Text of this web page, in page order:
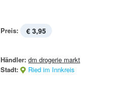
Preis: € 3,95
Händler: dm drogerie markt
Stadt:
Ried im Innkreis